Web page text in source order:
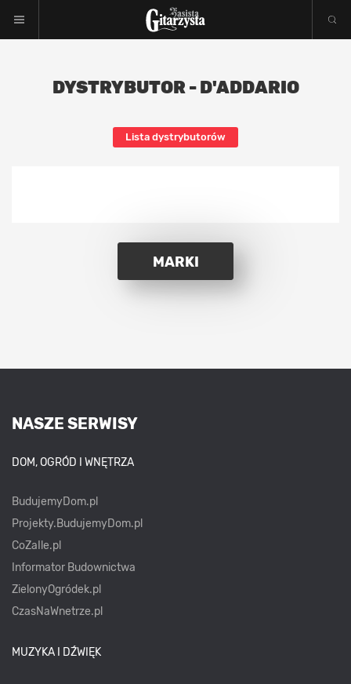
DYSTRYBUTOR - D'ADDARIO
Lista dystrybutorów
MARKI
NASZE SERWISY
DOM, OGRÓD I WNĘTRZA
BudujemyDom.pl
Projekty.BudujemyDom.pl
CoZaIle.pl
Informator Budownictwa
ZielonyOgródek.pl
CzasNaWnetrze.pl
MUZYKA I DŹWIĘK